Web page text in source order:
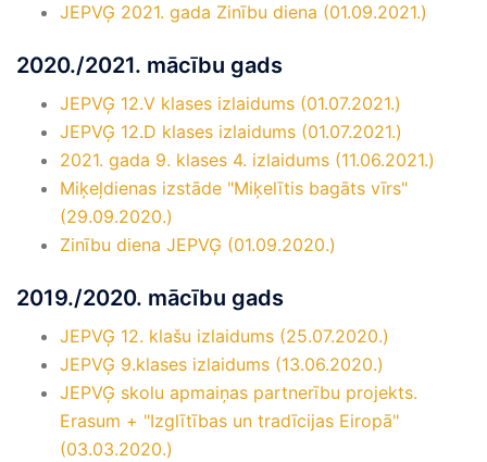
JEPVĢ 2021. gada Zinību diena (01.09.2021.)
2020./2021. mācību gads
JEPVĢ 12.V klases izlaidums (01.07.2021.)
JEPVĢ 12.D klases izlaidums (01.07.2021.)
2021. gada 9. klases 4. izlaidums (11.06.2021.)
Miķeļdienas izstāde "Miķelītis bagāts vīrs"
(29.09.2020.)
Zinību diena JEPVĢ (01.09.2020.)
2019./2020. mācību gads
JEPVĢ 12. klašu izlaidums (25.07.2020.)
JEPVĢ 9.klases izlaidums (13.06.2020.)
JEPVĢ skolu apmaiņas partnerību projekts.
Erasum + "Izglītības un tradīcijas Eiropā"
(03.03.2020.)